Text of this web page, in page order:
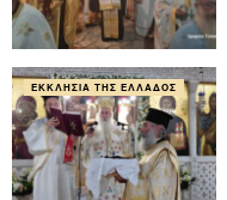
ΕΚΚΛΗΣΊΑ ΤΗΣ ΕΛΛΆΔΟΣ